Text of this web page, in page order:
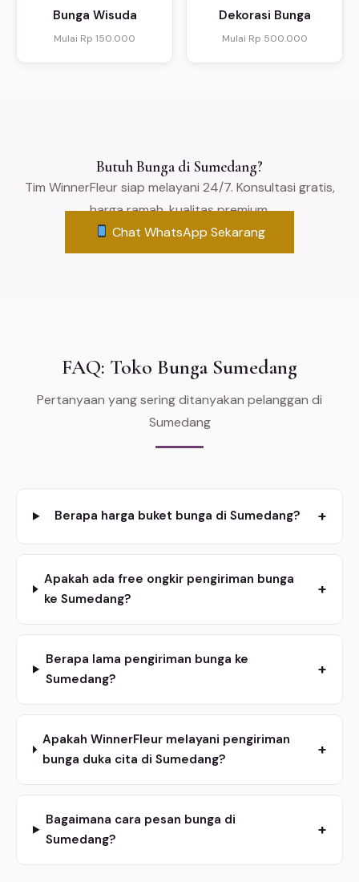
Bunga Wisuda
Mulai Rp 150.000
Dekorasi Bunga
Mulai Rp 500.000
Butuh Bunga di Sumedang?
Tim WinnerFleur siap melayani 24/7. Konsultasi gratis,
harga ramah, kualitas premium.
Chat WhatsApp Sekarang
FAQ: Toko Bunga Sumedang
Pertanyaan yang sering ditanyakan pelanggan di
Sumedang
Berapa harga buket bunga di Sumedang? +
Apakah ada free ongkir pengiriman bunga
ke Sumedang?
+
Berapa lama pengiriman bunga ke
Sumedang?
+
Apakah WinnerFleur melayani pengiriman
bunga duka cita di Sumedang?
+
Bagaimana cara pesan bunga di
Sumedang?
+